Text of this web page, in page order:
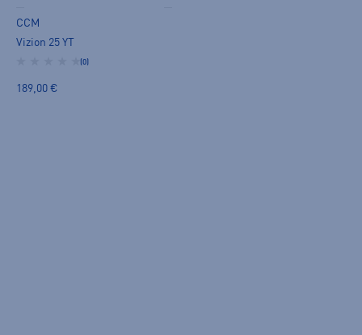
CCM
Vizion 25 YT
(0)
189,00 €